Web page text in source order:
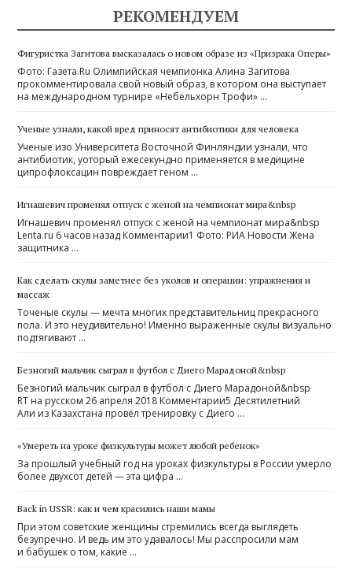
РЕКОМЕНДУЕМ
Фигуристка Загитова высказалась о новом образе из «Призрака Оперы»
Фото: Газета.Ru Олимпийская чемпионка Алина Загитова
прокомментировала свой новый образ, в котором она выступает
на международном турнире «Небельхорн Трофи» …
Ученые узнали, какой вред приносят антибиотики для человека
Ученые изо Университета Восточной Финляндии узнали, что
антибиотик, уоторый ежесекундно применяется в медицине
ципрофлоксацин повреждает геном …
Игнашевич променял отпуск с женой на чемпионат мира&nbsp
Игнашевич променял отпуск с женой на чемпионат мира&nbsp
Lenta.ru 6 часов назад Комментарии1 Фото: РИА Новости Жена
защитника …
Как сделать скулы заметнее без уколов и операции: упражнения и
массаж
Точеные скулы — мечта многих представительниц прекрасного
пола. И это неудивительно! Именно выраженные скулы визуально
подтягивают …
Безногий мальчик сыграл в футбол с Диего Марадоной&nbsp
Безногий мальчик сыграл в футбол с Диего Марадоной&nbsp
RT на русском 26 апреля 2018 Комментарии5 Десятилетний
Али из Казахстана провёл тренировку с Диего …
«Умереть на уроке физкультуры может любой ребенок»
За прошлый учебный год на уроках физкультуры в России умерло
более двухсот детей — эта цифра …
Back in USSR: как и чем красились наши мамы
При этом советские женщины стремились всегда выглядеть
безупречно. И ведь им это удавалось! Мы расспросили мам
и бабушек о том, какие …